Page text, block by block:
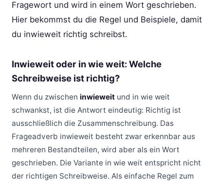
Fragewort und wird in einem Wort geschrieben.
Hier bekommst du die Regel und Beispiele, damit
du inwieweit richtig schreibst.
Inwieweit oder in wie weit: Welche
Schreibweise ist richtig?
Wenn du zwischen inwieweit und in wie weit
schwankst, ist die Antwort eindeutig: Richtig ist
ausschließlich die Zusammenschreibung. Das
Frageadverb inwieweit besteht zwar erkennbar aus
mehreren Bestandteilen, wird aber als ein Wort
geschrieben. Die Variante in wie weit entspricht nicht
der richtigen Schreibweise. Als einfache Regel zum